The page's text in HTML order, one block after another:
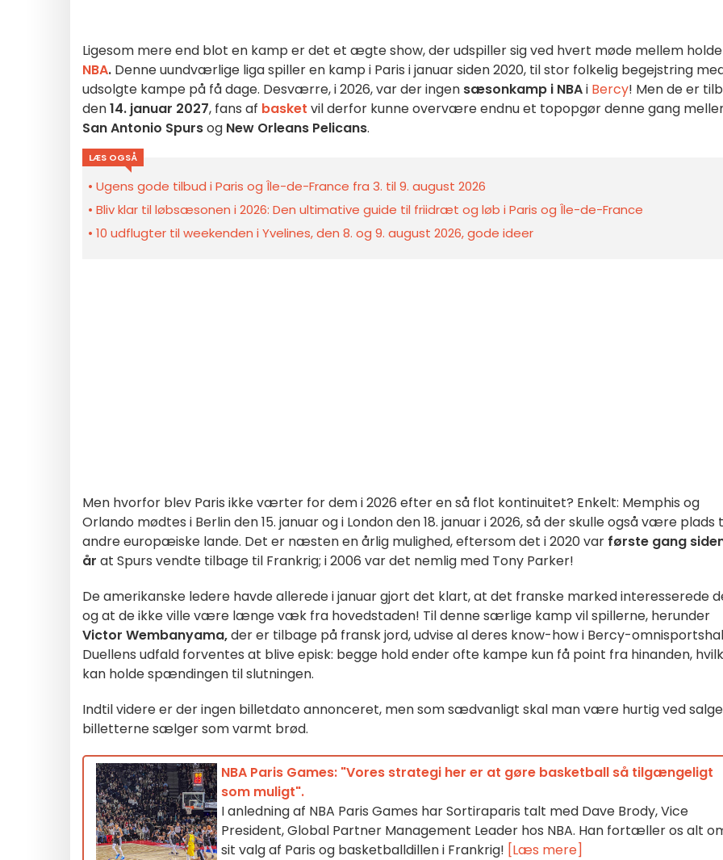
Ligesom mere end blot en kamp er det et ægte show, der udspiller sig ved hvert møde mellem
NBA. Denne uundværlige liga spiller en kamp i Paris i januar siden 2020, til stor folkelig begejstring
udsolgte kampe på få dage. Desværre, i 2026, var der ingen sæsonkamp i NBAi Bercy! Men de er
den14. januar 2027, fans af basket vil derfor kunne overvære endnu et topopgør denne gang
San Antonio Spursog New Orleans Pelicans.
LÆS OGSÅ
Ugens gode tilbud i Paris og Île-de-France fra 3. til 9. august 2026
Bliv klar til løbsæsonen i 2026: Den ultimative guide til friidræt og løb i Paris og Île-de-France
10 udflugter til weekenden i Yvelines, den 8. og 9. august 2026, gode ideer
Men hvorfor blev Paris ikke værter for dem i 2026 efter en så flot kontinuitet? Enkelt: Memphis og
Orlando mødtes i Berlin den 15. januar og i London den 18. januar i 2026, så der skulle også være plads
andre europæiske lande. Det er næsten en årlig mulighed, eftersom det i 2020 var første gang
år at Spurs vendte tilbage til Frankrig; i 2006 var det nemlig med Tony Parker!
De amerikanske ledere havde allerede i januar gjort det klart, at det franske marked interesserede
og at de ikke ville være længe væk fra hovedstaden! Til denne særlige kamp vil spillerne, herunder
Victor Wembanyama,der er tilbage på fransk jord, udvise al deres know-how i Bercy-
Duellens udfald forventes at blive episk: begge hold ender ofte kampe kun få point fra hinanden,
kan holde spændingen til slutningen.
Indtil videre er der ingen billetdato annonceret, men som sædvanligt skal man være hurtig ved
billetterne sælger som varmt brød.
NBA Paris Games: "Vores strategi her er at gøre basketball så tilgængeligt
som muligt".
I anledning af NBA Paris Games har Sortiraparis talt med Dave Brody, Vice
President, Global Partner Management Leader hos NBA. Han fortæller os alt
sit valg af Paris og basketballdillen i Frankrig! [Læs mere]